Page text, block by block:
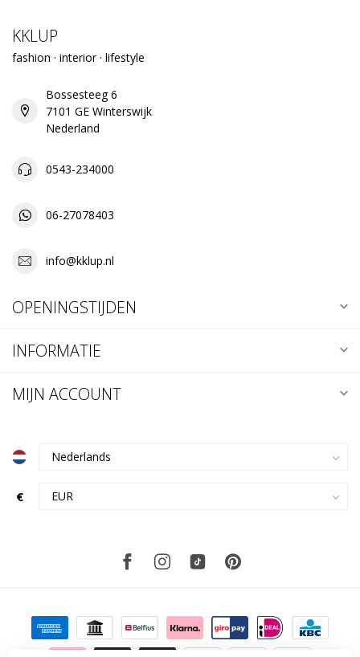
KKLUP
fashion · interior · lifestyle
Bossesteeg 6
7101 GE Winterswijk
Nederland
0543-234000
06-27078403
info@kklup.nl
OPENINGSTIJDEN
INFORMATIE
MIJN ACCOUNT
€